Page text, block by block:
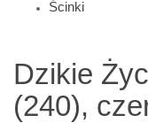
Ścinki
Dzikie
(240),